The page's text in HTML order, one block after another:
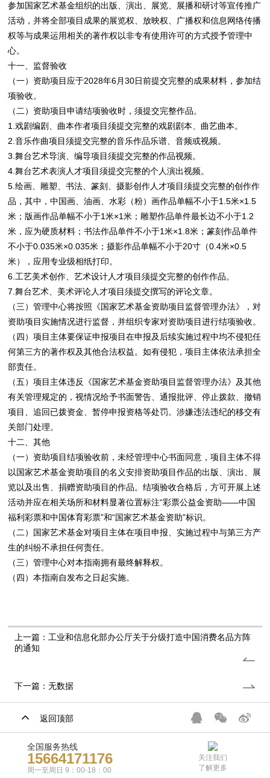
参加国家艺术基金组织的出版、演出、展览、展播和研讨等宣传推广
活动，并将全部项目成果的展览权、放映权、广播权和信息网络传播
权等与成果运用相关的著作权以非专有使用许可的方式授予管理中
心。
十一、监督验收
（一）资助项目应于2028年6月30日前提交完整的成果材料，参加结
项验收。
（二）资助项目申请结项验收时，须提交完整作品。
1.戏剧编剧、曲本作者项目须提交完整的戏剧剧本、曲艺曲本。
2.音乐作曲项目须提交完整的音乐作品乐谱、音频或视频。
3.舞台艺术导演、编导项目须提交完整的作品视频。
4.舞台艺术表演人才项目须提交完整的个人演出视频。
5.绘画、雕塑、书法、篆刻、摄影创作人才项目须提交完整的创作作
品，其中，中国画、油画、水彩（粉）画作品单幅不小于1.5米×1.5
米；版画作品单幅不小于1米×1米；雕塑作品单件最长边不小于1.2
米，应为硬质材料；书法作品单件不小于1米×1.8米；篆刻作品单件
不小于0.035米×0.035米；摄影作品单幅不小于20寸（0.4米×0.5
米），应用专业级相纸打印。
6.工艺美术创作、艺术设计人才项目须提交完整的创作作品。
7.舞台艺术、美术评论人才项目须提交撰写的评论文章。
（三）管理中心将按照《国家艺术基金资助项目监督管理办法》，对
资助项目实施情况进行监督，并组织专家对资助项目进行结项验收。
（四）项目主体要保证申报项目在申报及后续实施过程中均不侵犯任
何第三方的著作权及其他合法权益。如有侵犯，项目主体依法承担全
部责任。
（五）项目主体违反《国家艺术基金资助项目监督管理办法》及其他
有关管理规定的，视情况给予书面警告、通报批评、停止拨款、撤销
项目、追回已拨资金、暂停申报资格等处罚。涉嫌违法违纪的移交有
关部门处理。
十二、其他
（一）资助项目结项验收前，未经管理中心书面同意，项目主体不得
以国家艺术基金资助项目的名义安排资助项目作品的出版、演出、展
览以及出售、捐赠资助项目的作品。结项验收合格后，方可开展上述
活动并应在相关场所和材料显著位置标注“彩票公益金资助——中国
福利彩票和中国体育彩票”和“国家艺术基金资助”标识。
（二）国家艺术基金对项目主体在项目申报、实施过程中与第三方产
生的纠纷不承担任何责任。
（三）管理中心对本指南拥有最终解释权。
（四）本指南自发布之日起实施。
上一篇：工业和信息化部办公厅关于分级打造中国消费名品方阵
的通知
下一篇：无数据
返回顶部
全国服务热线
15664171176
周一至周日 9：00-18：00
关注我们
了解更多